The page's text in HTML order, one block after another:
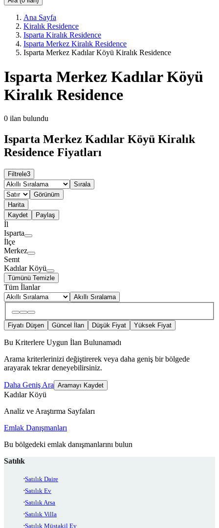
Ana Sayfa
Kiralık Residence
Isparta Kiralık Residence
Isparta Merkez Kiralık Residence
Isparta Merkez Kadılar Köyü Kiralık Residence
Isparta Merkez Kadılar Köyü
Kiralık Residence
0 ilan bulundu
Isparta Merkez Kadılar Köyü Kiralık
Residence Fiyatları
Filtrele3
Sırala
Görünüm
Harita
Kaydet
Paylaş
İl
Isparta
İlçe
Merkez
Semt
Kadılar Köyü
Tümünü Temizle
Tüm İlanlar
Akıllı Sıralama
Fiyatı Düşen Güncel İlan Düşük Fiyat Yüksek Fiyat
Bu Kriterlere Uygun İlan Bulunamadı
Arama kriterlerinizi değiştirerek veya daha geniş bir bölgede
arayarak tekrar deneyebilirsiniz.
Daha Geniş Ara Aramayı Kaydet
Kadılar Köyü
Analiz ve Araştırma Sayfaları
Emlak Danışmanları
Bu bölgedeki emlak danışmanlarını bulun
Satılık
Satılık Daire
Satılık Ev
Satılık Arsa
Satılık Villa
Satılık Müstakil Ev